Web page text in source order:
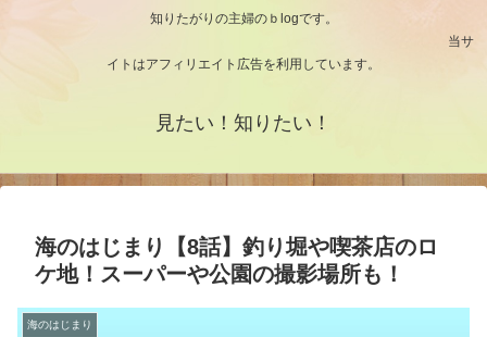
知りたがりの主婦のｂlogです。
当サ
イトはアフィリエイト広告を利用しています。
見たい！知りたい！
海のはじまり【8話】釣り堀や喫茶店のロ
ケ地！スーパーや公園の撮影場所も！
海のはじまり